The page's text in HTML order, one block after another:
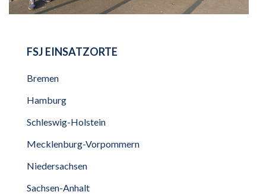
FSJ EINSATZORTE
Bremen
Hamburg
Schleswig-Holstein
Mecklenburg-Vorpommern
Niedersachsen
Sachsen-Anhalt